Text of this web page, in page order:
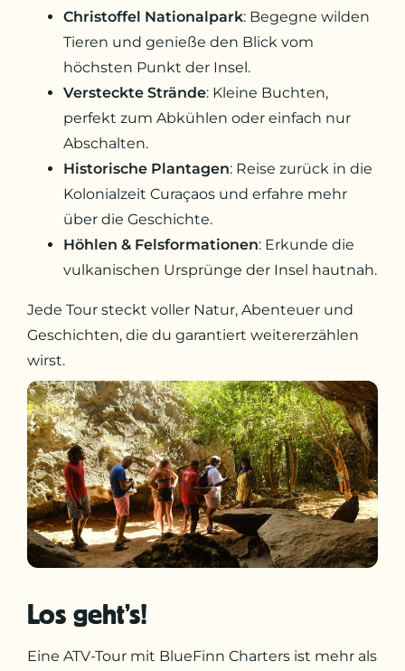
Christoffel Nationalpark: Begegne wilden
Tieren und genieße den Blick vom
höchsten Punkt der Insel.
Versteckte Strände: Kleine Buchten,
perfekt zum Abkühlen oder einfach nur
Abschalten.
Historische Plantagen: Reise zurück in die
Kolonialzeit Curaçaos und erfahre mehr
über die Geschichte.
Höhlen & Felsformationen: Erkunde die
vulkanischen Ursprünge der Insel hautnah.
Jede Tour steckt voller Natur, Abenteuer und
Geschichten, die du garantiert weitererzählen
wirst.
Los geht’s!
Eine ATV-Tour mit BlueFinn Charters ist mehr als